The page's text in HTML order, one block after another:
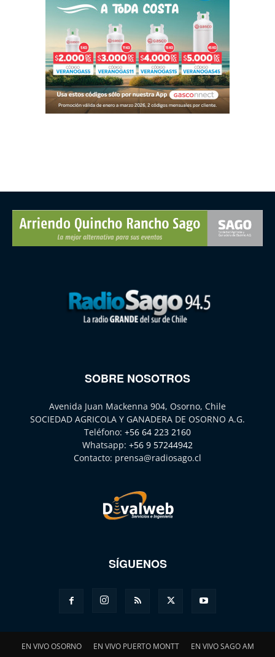
SOBRE NOSOTROS
Avenida Juan Mackenna 904, Osorno, Chile
SOCIEDAD AGRICOLA Y GANADERA DE OSORNO A.G.
Teléfono: +56 64 223 2160
Whatsapp: +56 9 57244942
Contacto: prensa@radiosago.cl
SÍGUENOS
EN VIVO OSORNO EN VIVO PUERTO MONTT EN VIVO SAGO AM